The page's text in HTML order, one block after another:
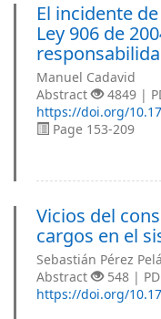
El incidente
Ley 906 de
Manuel Cadavid
Abstract
4849 |
https://doi.org/
Page 153-209
Vicios del
cargos en el
Sebastián Pérez
Abstract
548 |
https://doi.org/